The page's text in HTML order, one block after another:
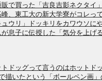
販で買った「吉良吉影ネクタ
峰、東工大の新大学寮がコレっ
ュウリ」ドッキリをカワウソ
息子に伝授した「気分を上げ
トドッグって言うのはホットド
描いたという「ボールペン画